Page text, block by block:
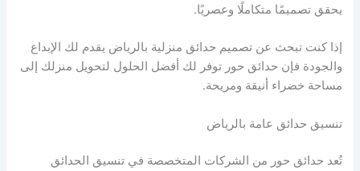
يحقق تصميمًا متكاملًا وعصريًا.
إذا كنت تبحث عن تصميم حدائق منزلية بالرياض يقدم لك الإبداع
والجودة فإن حدائق حور توفر لك أفضل الحلول لتحويل منزلك إلى
مساحة خضراء أنيقة ومريحة.
تنسيق حدائق عامة بالرياض
تُعد حدائق حور من الشركات المتخصصة في تنسيق الحدائق